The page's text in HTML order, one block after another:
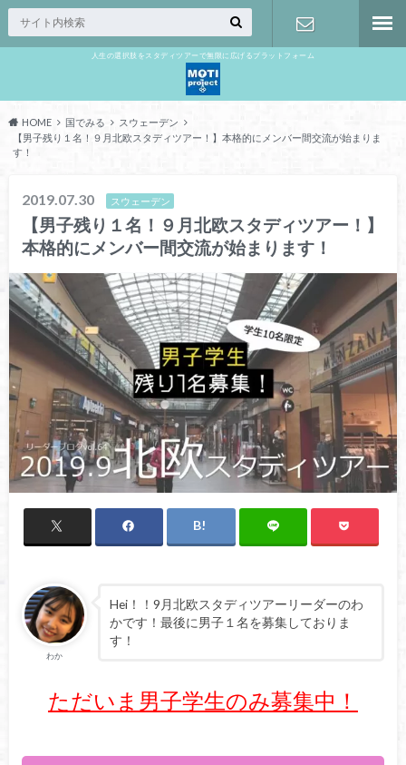
人生の選択肢をスタディツアーで無限に広げるプラットフォーム
HOME 国でみる
スウェーデン
【男子残り１名！９月北欧スタディツアー！】本格的にメンバー間交流が始まりま
す！
2019.07.30 スウェーデン
【男子残り１名！９月北欧スタディツアー！】
本格的にメンバー間交流が始まります！
わか
Hei！！9月北欧スタディツアーリーダーのわ
かです！最後に男子１名を募集しておりま
す！
ただいま男子学生のみ募集中！